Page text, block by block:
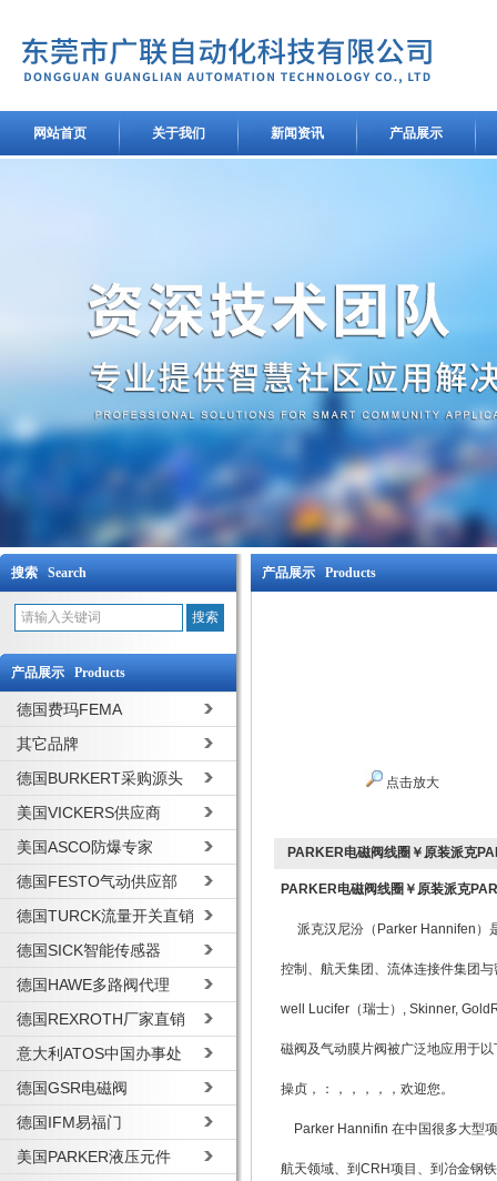
网站首页 关于我们 新闻资讯 产品展示
搜索 Search
产品展示 Products
德国费玛FEMA
其它品牌
德国BURKERT采购源头
美国VICKERS供应商
美国ASCO防爆专家
德国FESTO气动供应部
德国TURCK流量开关直销
德国SICK智能传感器
德国HAWE多路阀代理
德国REXROTH厂家直销
意大利ATOS中国办事处
德国GSR电磁阀
德国IFM易福门
美国PARKER液压元件
产品展示 Products
点击放大
PARKER电磁阀线圈￥原装派克
PARKER电磁阀线圈￥原装派克
派克汉尼汾（Parker Hannifen）
控制、航天集团、流体连接件集团
well Lucifer（瑞士）, Skinner,
磁阀及气动膜片阀被广泛地应用于
操贞，：，，，，，欢迎您。
Parker Hannifin 在中国很多大型
航天领域、到CRH项目、到冶金钢